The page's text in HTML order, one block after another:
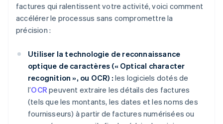
factures qui ralentissent votre activité, voici comment
accélérer le processus sans compromettre la
précision :
Utiliser la technologie de reconnaissance
optique de caractères (« Optical character
recognition », ou OCR) : les logiciels dotés de
l’OCR peuvent extraire les détails des factures
(tels que les montants, les dates et les noms des
fournisseurs) à partir de factures numérisées ou